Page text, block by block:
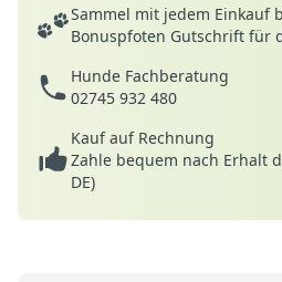
Deine Vorteile
Sammel mit jedem Einkauf
Bonuspfoten Gutschrift für
Hunde Fachberatung
02745 932 480
Kauf auf Rechnung
Zahle bequem nach Erhalt
DE)